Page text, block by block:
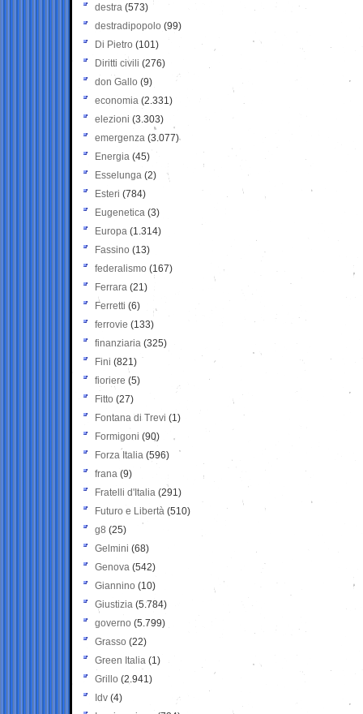
destra (573)
destradipopolo (99)
Di Pietro (101)
Diritti civili (276)
don Gallo (9)
economia (2.331)
elezioni (3.303)
emergenza (3.077)
Energia (45)
Esselunga (2)
Esteri (784)
Eugenetica (3)
Europa (1.314)
Fassino (13)
federalismo (167)
Ferrara (21)
Ferretti (6)
ferrovie (133)
finanziaria (325)
Fini (821)
fioriere (5)
Fitto (27)
Fontana di Trevi (1)
Formigoni (90)
Forza Italia (596)
frana (9)
Fratelli d'Italia (291)
Futuro e Libertà (510)
g8 (25)
Gelmini (68)
Genova (542)
Giannino (10)
Giustizia (5.784)
governo (5.799)
Grasso (22)
Green Italia (1)
Grillo (2.941)
Idv (4)